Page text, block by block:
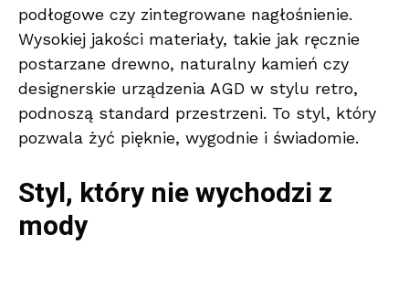
podłogowe czy zintegrowane nagłośnienie.
Wysokiej jakości materiały, takie jak ręcznie
postarzane drewno, naturalny kamień czy
designerskie urządzenia AGD w stylu retro,
podnoszą standard przestrzeni. To styl, który
pozwala żyć pięknie, wygodnie i świadomie.
Styl, który nie wychodzi z
mody